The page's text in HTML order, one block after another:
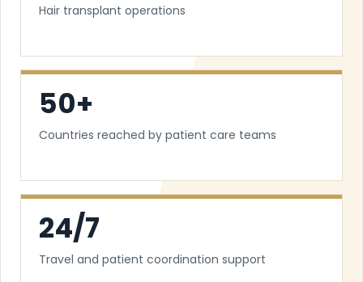
Hair transplant operations
50+
Countries reached by patient care teams
24/7
Travel and patient coordination support